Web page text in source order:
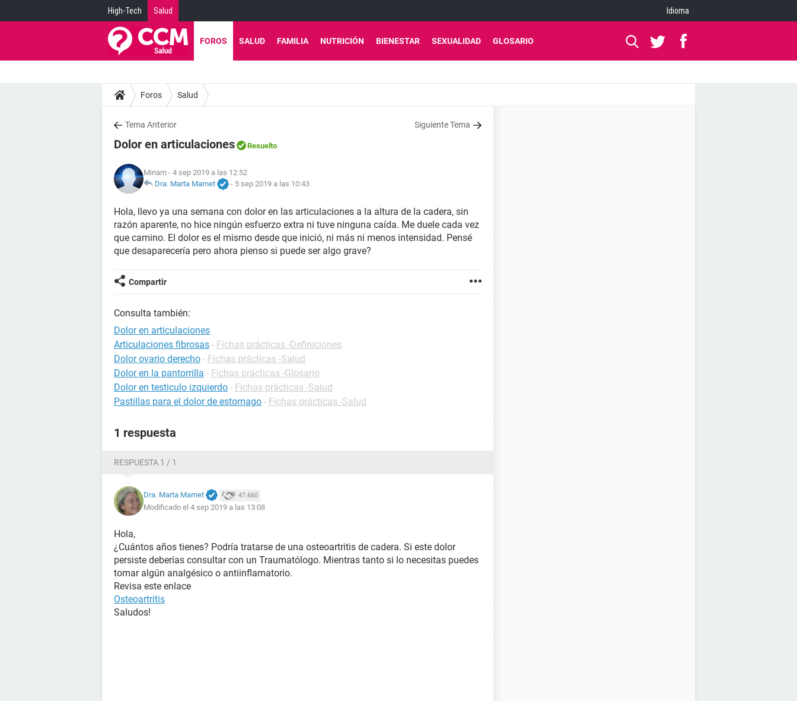
High-Tech Salud Idioma
FOROS SALUD FAMILIA NUTRICIÓN BIENESTAR SEXUALIDAD GLOSARIO
Foros Salud
Tema Anterior Siguiente Tema
Dolor en articulaciones Resuelto
Miriam - 4 sep 2019 a las 12:52
Dra. Marta Marnet
- 5 sep 2019 a las 10:43
Hola, llevo ya una semana con dolor en las articulaciones a la altura de la cadera, sin
razón aparente, no hice ningún esfuerzo extra ni tuve ninguna caída. Me duele cada vez
que camino. El dolor es el mismo desde que inició, ni más ni menos intensidad. Pensé
que desaparecería pero ahora pienso si puede ser algo grave?
Compartir
Consulta también:
Dolor en articulaciones
Articulaciones fibrosas - Fichas prácticas -Definiciones
Dolor ovario derecho - Fichas prácticas -Salud
Dolor en la pantorrilla - Fichas prácticas -Glosario
Dolor en testiculo izquierdo - Fichas prácticas -Salud
Pastillas para el dolor de estomago - Fichas prácticas -Salud
1 respuesta
RESPUESTA 1 / 1
Dra. Marta Marnet 47.660
Modificado el 4 sep 2019 a las 13:08
Hola,
¿Cuántos años tienes? Podría tratarse de una osteoartritis de cadera. Si este dolor
persiste deberías consultar con un Traumatólogo. Mientras tanto si lo necesitas puedes
tomar algún analgésico o antiinflamatorio.
Revisa este enlace
Osteoartritis
Saludos!